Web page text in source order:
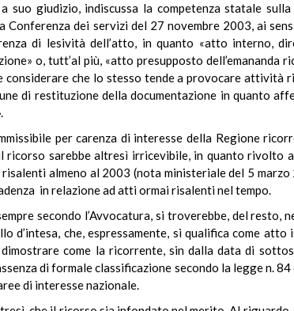
suo giudizio, indiscussa la competenza statale
dei servizi del 27 novembre 2003, ai
di lesività dell’atto, in quanto «atto interno,
o, tutt’al più, «atto presupposto dell’emananda
che lo stesso tende a provocare attività
di restituzione della documentazione in quanto
per carenza di interesse della Regione
ricorso sarebbe altresì irricevibile, in quanto
almeno al 2003 (nota ministeriale del 5
in relazione ad atti ormai risalenti nel tempo.
secondo l’Avvocatura, si troverebbe, del
d’intesa, che, espressamente, si qualifica come
come la ricorrente, sin dalla data di
di formale classificazione secondo la legge n.
di interesse nazionale.